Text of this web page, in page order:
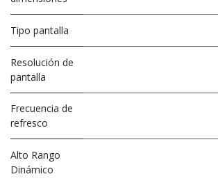
Tipo pantalla
Resolución de
pantalla
Frecuencia de
refresco
Alto Rango
Dinámico